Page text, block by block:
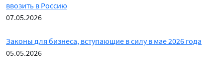
ввозить в Россию
07.05.2026
Законы для бизнеса, вступающие в силу в мае 2026 года
05.05.2026